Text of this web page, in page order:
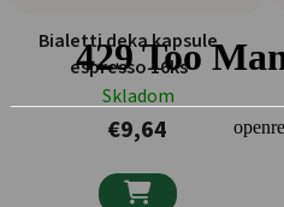
Bialetti deka kapsule
espresso 16ks
Skladom
€9,64
